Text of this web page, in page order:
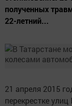
полученных
22-летний...
21 апреля 2015
перекрестке